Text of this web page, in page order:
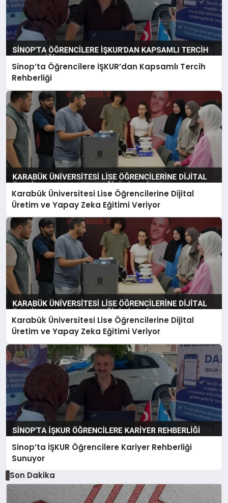
Sinop’ta Öğrencilere İŞKUR’dan Kapsamlı Tercih
Rehberliği
Karabük Üniversitesi Lise Öğrencilerine Dijital
Üretim ve Yapay Zeka Eğitimi Veriyor
Karabük Üniversitesi Lise Öğrencilerine Dijital
Üretim ve Yapay Zeka Eğitimi Veriyor
Sinop’ta İŞKUR Öğrencilere Kariyer Rehberliği
Sunuyor
Son Dakika